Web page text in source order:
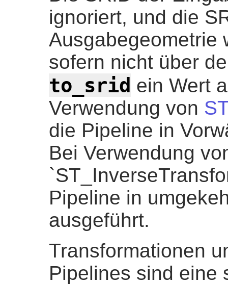
ignoriert, und die
Ausgabegeometrie
sofern nicht über
to_srid ein Wert
Verwendung von
die Pipeline in
Bei Verwendung
Pipeline in
ausgeführt.
Transformationen
Pipelines sind eine